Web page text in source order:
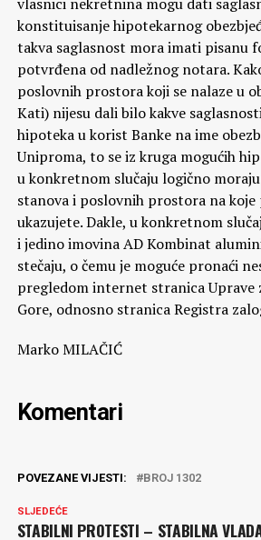
konstituisanje hipotekarnog
takva saglasnost mora imati pisanu
potvrđena od nadležnog notara.
poslovnih prostora koji se nalaze u
Kati) nijesu dali bilo kakve
hipoteka u korist Banke na ime
Uniproma, to se iz kruga mogućih
u konkretnom slučaju logično
stanova i poslovnih prostora na koje
ukazujete. Dakle, u konkretnom
i jedino imovina AD Kombinat
stečaju, o čemu je moguće pronaći
pregledom internet stranica Uprave
Gore, odnosno stranica Registra
Marko MILAČIĆ
Komentari
POVEZANE VIJESTI: BROJ 1302
SLJEDEĆE
STABILNI PROTESTI – STABILNA